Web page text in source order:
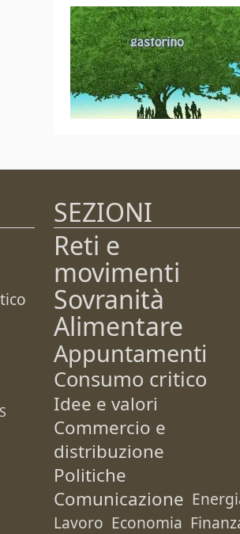
SEZIONI
Reti e
movimenti
Sovranità
Alimentare
Appuntamenti
Consumo critico
Idee e valori
Commercio e
distribuzione
Politiche
Comunicazione
Lavoro Economia